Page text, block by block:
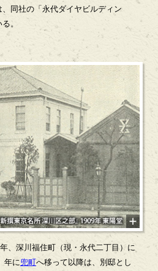
同社の「永代ダイヤビルディン
。
、深川福住町（現・永代二丁目）に
年に兜町へ移って以降は、別邸とし